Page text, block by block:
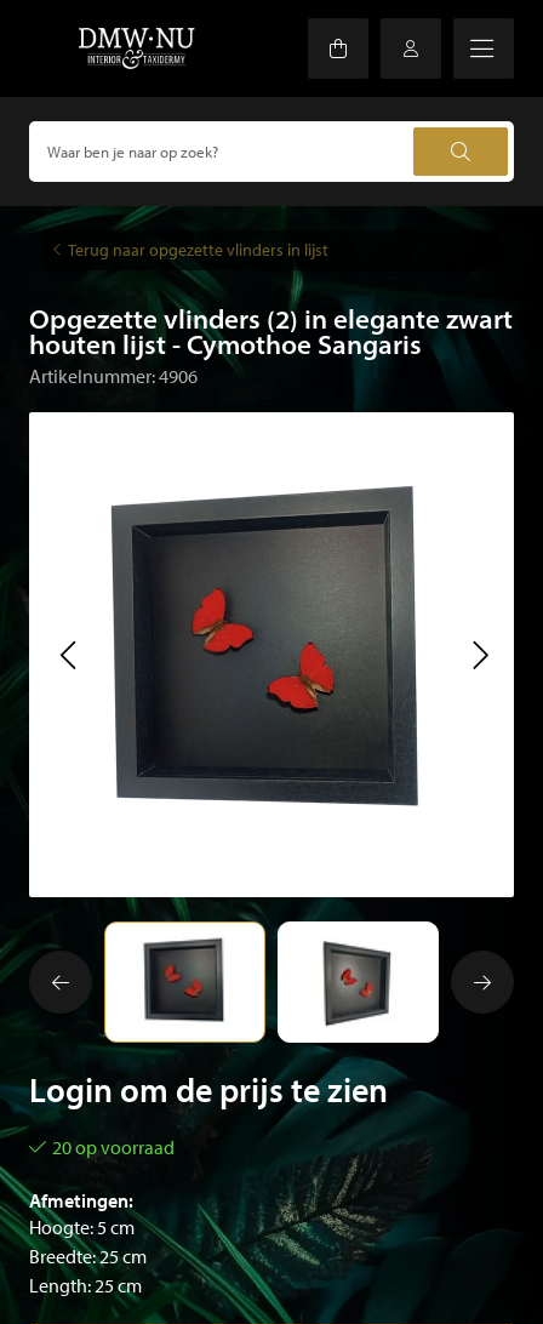
Terug naar opgezette vlinders in lijst
Opgezette vlinders (2) in elegante zwart
houten lijst - Cymothoe Sangaris
Artikelnummer: 4906
Login om de prijs te zien
20 op voorraad
Afmetingen:
Hoogte: 5 cm
Breedte: 25 cm
Length: 25 cm